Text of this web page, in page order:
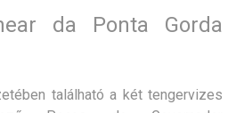
da Ponta Gorda
található a két tengervizes